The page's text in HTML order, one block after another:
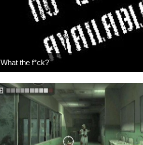
What the f*ck?